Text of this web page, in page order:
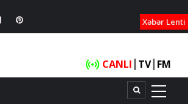
Xəbər Lenti
CANLI TV┃ FM